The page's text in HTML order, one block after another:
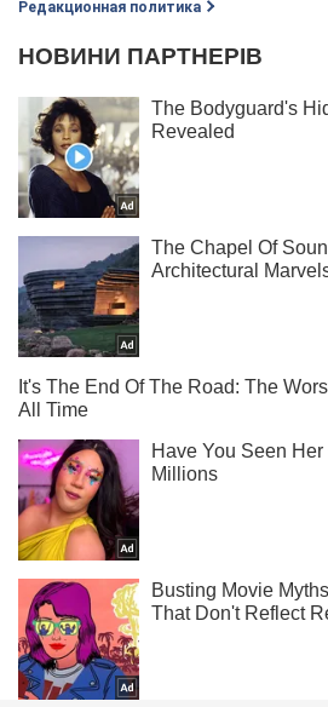
Редакционная политика